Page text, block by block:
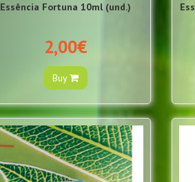
Essência Fortuna 10ml (und.)
2,00€
Buy